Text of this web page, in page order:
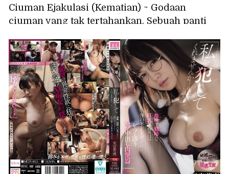
Ciuman Ejakulasi (Kematian) ~ Godaan
ciuman yang tak tertahankan. Sebuah panti
gila dengan ejakulasi eksplosif ~ Nana Yagi